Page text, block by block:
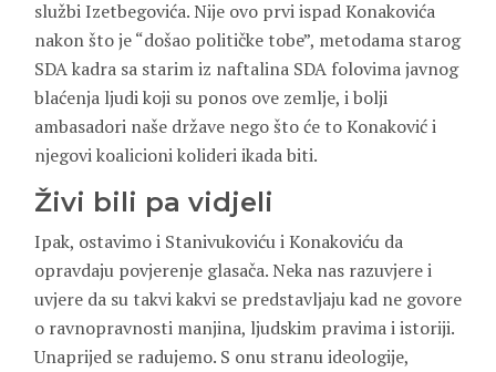
službi Izetbegovića. Nije ovo prvi ispad Konakovića
nakon što je “došao političke tobe”, metodama starog
SDA kadra sa starim iz naftalina SDA folovima javnog
blaćenja ljudi koji su ponos ove zemlje, i bolji
ambasadori naše države nego što će to Konaković i
njegovi koalicioni kolideri ikada biti.
Živi bili pa vidjeli
Ipak, ostavimo i Stanivukoviću i Konakoviću da
opravdaju povjerenje glasača. Neka nas razuvjere i
uvjere da su takvi kakvi se predstavljaju kad ne govore
o ravnopravnosti manjina, ljudskim pravima i istoriji.
Unaprijed se radujemo. S onu stranu ideologije,